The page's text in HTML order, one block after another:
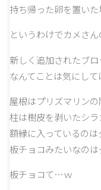
持ち帰った卵を置いた
というわけでカメさ
新しく追加されたブ
なんてことは気にし
屋根はプリズマリンの
柱は樹皮を剥いたシラ
額縁に入っているのは
板チョコみたいなのは
板チョコて…ｗ